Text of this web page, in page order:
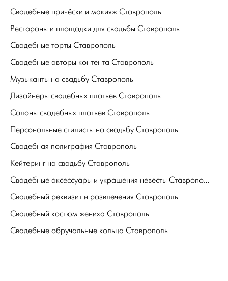
Свадебные причёски и макияж Ставрополь
Рестораны и площадки для свадьбы Ставрополь
Свадебные торты Ставрополь
Свадебные авторы контента Ставрополь
Музыканты на свадьбу Ставрополь
Дизайнеры свадебных платьев Ставрополь
Салоны свадебных платьев Ставрополь
Персональные стилисты на свадьбу Ставрополь
Свадебная полиграфия Ставрополь
Кейтеринг на свадьбу Ставрополь
Свадебные аксессуары и украшения невесты Ставрополь
Свадебный реквизит и развлечения Ставрополь
Свадебный костюм жениха Ставрополь
Свадебные обручальные кольца Ставрополь